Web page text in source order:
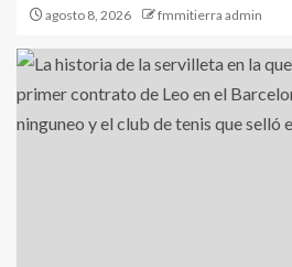
agosto 8, 2026 fmmitierra admin